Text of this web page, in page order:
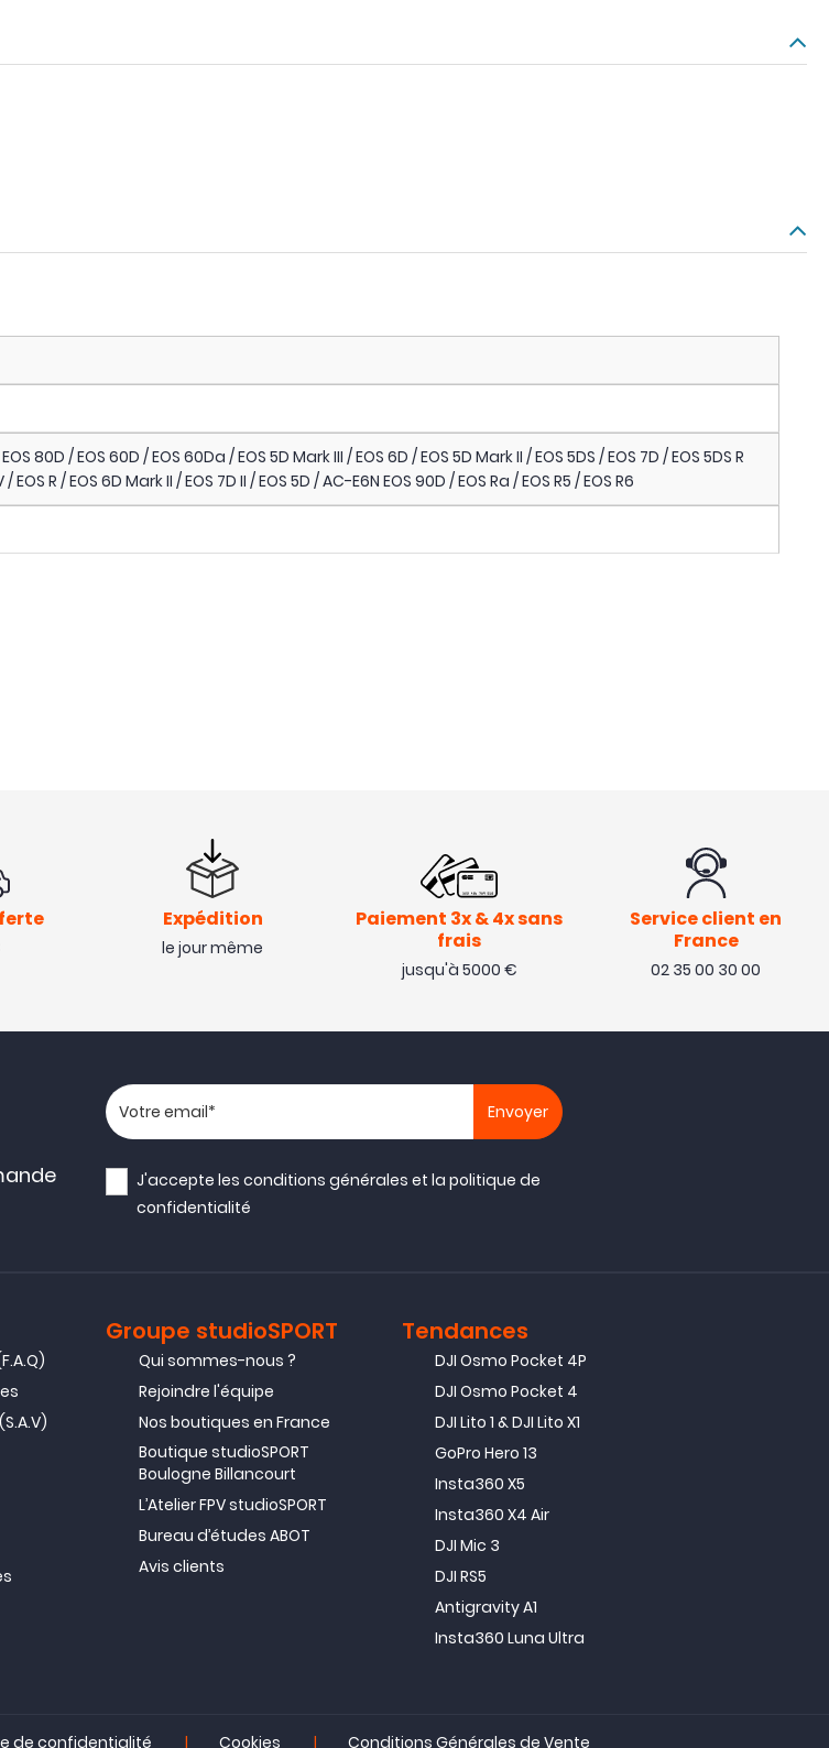
80D / EOS 60D / EOS 60Da / EOS 5D Mark III / EOS 6D / EOS 5D Mark II / EOS 5DS / EOS 7D / EOS 5DS R
EOS R / EOS 6D Mark II / EOS 7D II / EOS 5D / AC-E6N EOS 90D / EOS Ra / EOS R5 / EOS R6
Expédition
le jour même
Paiement 3x & 4x sans
frais
jusqu'à 5000 €
Service client en
France
02 35 00 30 00
Votre adresse email
J'accepte lesconditions générales et lapolitique de
confidentialité
Groupe studioSPORT
Qui sommes-nous ?
Rejoindre l'équipe
Nos boutiques en France
Boutique studioSPORT
Boulogne Billancourt
L’Atelier FPV studioSPORT
Bureau d’études ABOT
Avis clients
Tendances
DJI Osmo Pocket 4P
DJI Osmo Pocket 4
DJI Lito 1 & DJI Lito X1
GoPro Hero 13
Insta360 X5
Insta360 X4 Air
DJI Mic 3
DJI RS5
Antigravity A1
Insta360 Luna Ultra
de confidentialité | Cookies | Conditions Générales de Vente